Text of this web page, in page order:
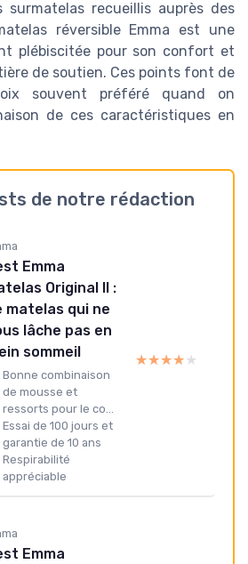
surmatelas recueillis auprès des
réversible Emma est une
plébiscitée pour son confort et
de soutien. Ces points font de
souvent préféré quand on
de ces caractéristiques en
de notre rédaction
Emma
Original II :
matelas qui ne
lâche pas en
sommeil
Bonne combinaison
de mousse et
ressorts pour le co...
Essai de 100 jours et
garantie de 10 ans
Respirabilité
appréciable
★★★★★
★★★★★
Emma